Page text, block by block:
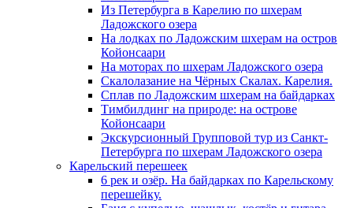
Из Петербурга в Карелию по шхерам
Ладожского озера
На лодках по Ладожским шхерам на остров
Койонсаари
На моторах по шхерам Ладожского озера
Скалолазание на Чёрных Скалах. Карелия.
Сплав по Ладожским шхерам на байдарках
Тимбилдинг на природе: на острове
Койонсаари
Экскурсионный Групповой тур из Санкт-
Петербурга по шхерам Ладожского озера
Карельский перешеек
6 рек и озёр. На байдарках по Карельскому
перешейку.